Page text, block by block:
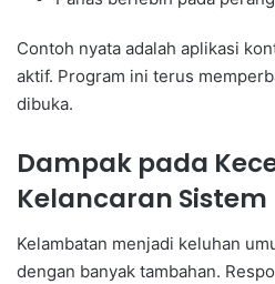
Contoh nyata adalah aplikasi
aktif. Program ini terus
dibuka.
Dampak pada
Kelancaran Sistem
Kelambatan menjadi keluhan
dengan banyak tambahan.